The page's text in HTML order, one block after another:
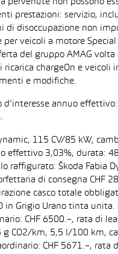
non possono
prestazioni: servizio,
di disoccupazione non
veicoli a motore
del gruppo AMAG
chargeOn e
e modifiche.
d’interesse annuo
115 CV/85 kW,
effettivo 3,03%, durata:
Škoda Fabia
di consegna CHF
casco totale
Grigio Urano tinta
CHF 6500.–, rata di
CO2/km, 5,5 l/100 km,
CHF 5671.–, rata